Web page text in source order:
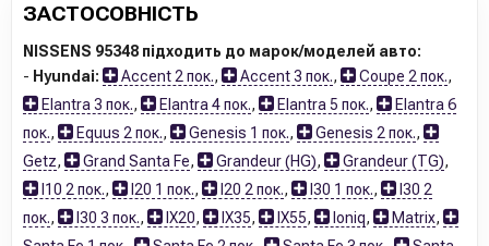
ЗАСТОСОВНІСТЬ
NISSENS 95348 підходить до марок/моделей авто:
- Hyundai: Accent 2 пок., Accent 3 пок., Coupe 2 пок.,
Elantra 3 пок., Elantra 4 пок., Elantra 5 пок.,
Elantra 6
пок., Equus 2 пок., Genesis 1 пок., Genesis 2 пок.,
Getz, Grand Santa Fe, Grandeur (HG), Grandeur (TG),
I10 2 пок., I20 1 пок., I20 2 пок., I30 1 пок.,
I30 2
пок., I30 3 пок., IX20, IX35, IX55, Ioniq, Matrix,